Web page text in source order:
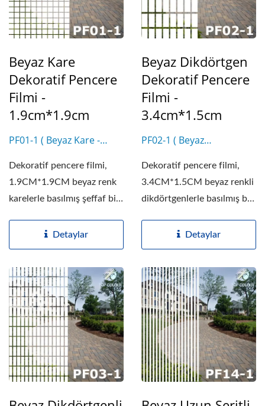
Beyaz Kare
Dekoratif Pencere
Filmi -
1.9cm*1.9cm
PF01-1 ( Beyaz Kare -
Dekoratif pencere filmi,
1.9CM*1.9CM beyaz renk
karelerle basılmış şeffaf bir
Detaylar
Beyaz Dikdörtgen
Dekoratif Pencere
Filmi -
3.4cm*1.5cm
PF02-1 ( Beyaz
3.4cm*1.5cm )
Dekoratif pencere filmi,
3.4CM*1.5CM beyaz renkli
dikdörtgenlerle basılmış bir
Detaylar